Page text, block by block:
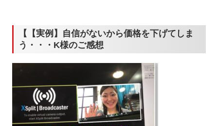
【【実例】自信がないから価格を下げてしま
う・・・K様のご感想